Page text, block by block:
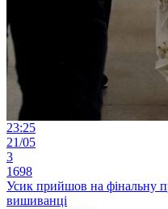
23:25
21/05
3
1698
Усик прийшов на фінальну
вишиванці